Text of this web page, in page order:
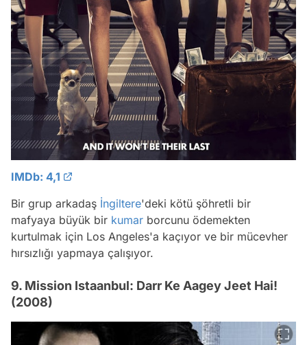
IMDb: 4,1
Bir grup arkadaş İngiltere'deki kötü şöhretli bir
mafyaya büyük bir kumar borcunu ödemekten
kurtulmak için Los Angeles'a kaçıyor ve bir mücevher
hırsızlığı yapmaya çalışıyor.
9. Mission Istaanbul: Darr Ke Aagey Jeet Hai!
(2008)